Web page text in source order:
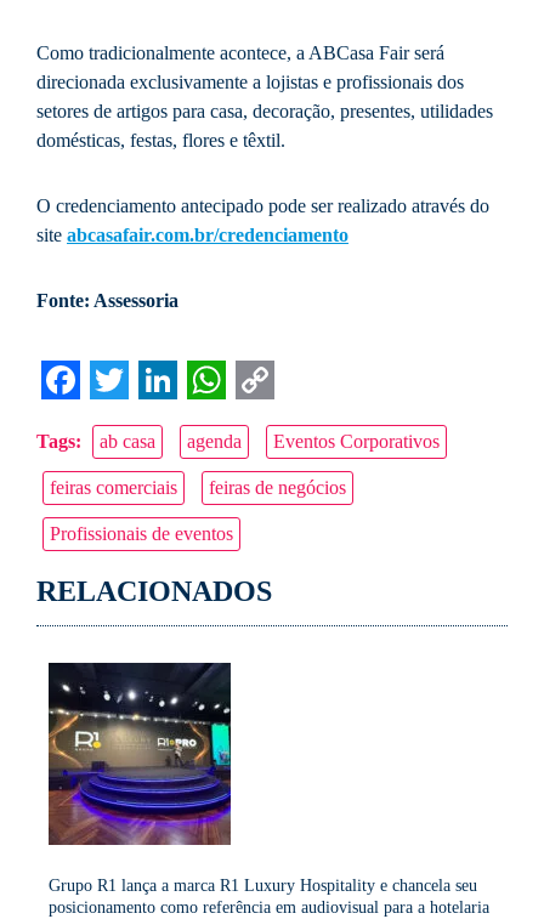
Como tradicionalmente acontece, a ABCasa Fair será
direcionada exclusivamente a lojistas e profissionais dos
setores de artigos para casa, decoração, presentes, utilidades
domésticas, festas, flores e têxtil.
O credenciamento antecipado pode ser realizado através do
site abcasafair.com.br/credenciamento
Fonte: Assessoria
Facebook
Twitter
LinkedIn
WhatsApp
Copy
Link
Tags: ab casa agenda Eventos Corporativos
feiras comerciais feiras de negócios
Profissionais de eventos
RELACIONADOS
Grupo R1 lança a marca R1 Luxury Hospitality e chancela seu
posicionamento como referência em audiovisual para a hotelaria